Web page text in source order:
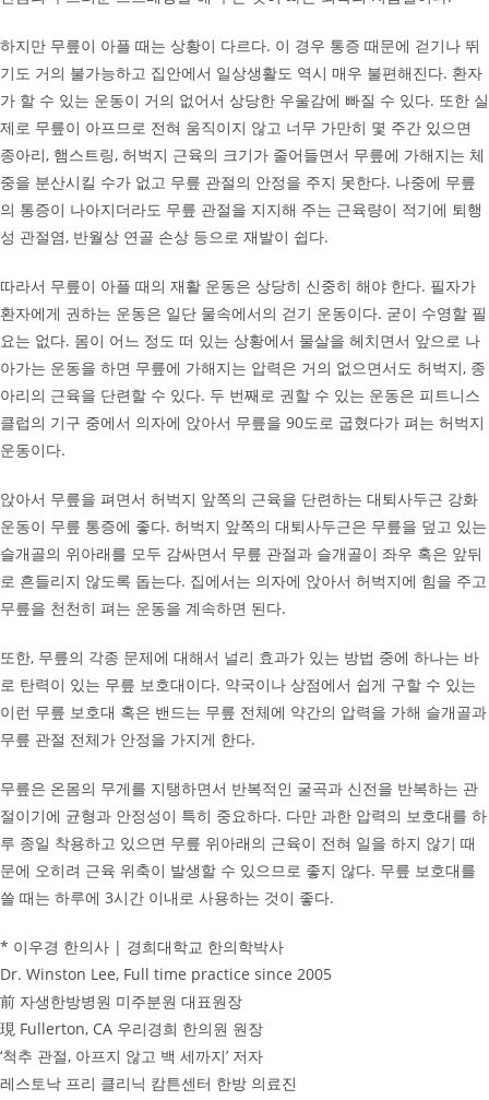
하지만 무릎이 아플 때는 상황이 다르다. 이 경우 통증 때문에 걷기나 뛰
기도 거의 불가능하고 집안에서 일상생활도 역시 매우 불편해진다. 환자
가 할 수 있는 운동이 거의 없어서 상당한 우울감에 빠질 수 있다. 또한 실
제로 무릎이 아프므로 전혀 움직이지 않고 너무 가만히 몇 주간 있으면
종아리, 햄스트링, 허벅지 근육의 크기가 줄어들면서 무릎에 가해지는 체
중을 분산시킬 수가 없고 무릎 관절의 안정을 주지 못한다. 나중에 무릎
의 통증이 나아지더라도 무릎 관절을 지지해 주는 근육량이 적기에 퇴행
성 관절염, 반월상 연골 손상 등으로 재발이 쉽다.
따라서 무릎이 아플 때의 재활 운동은 상당히 신중히 해야 한다. 필자가
환자에게 권하는 운동은 일단 물속에서의 걷기 운동이다. 굳이 수영할 필
요는 없다. 몸이 어느 정도 떠 있는 상황에서 물살을 헤치면서 앞으로 나
아가는 운동을 하면 무릎에 가해지는 압력은 거의 없으면서도 허벅지, 종
아리의 근육을 단련할 수 있다. 두 번째로 권할 수 있는 운동은 피트니스
클럽의 기구 중에서 의자에 앉아서 무릎을 90도로 굽혔다가 펴는 허벅지
운동이다.
앉아서 무릎을 펴면서 허벅지 앞쪽의 근육을 단련하는 대퇴사두근 강화
운동이 무릎 통증에 좋다. 허벅지 앞쪽의 대퇴사두근은 무릎을 덮고 있는
슬개골의 위아래를 모두 감싸면서 무릎 관절과 슬개골이 좌우 혹은 앞뒤
로 흔들리지 않도록 돕는다. 집에서는 의자에 앉아서 허벅지에 힘을 주고
무릎을 천천히 펴는 운동을 계속하면 된다.
또한, 무릎의 각종 문제에 대해서 널리 효과가 있는 방법 중에 하나는 바
로 탄력이 있는 무릎 보호대이다. 약국이나 상점에서 쉽게 구할 수 있는
이런 무릎 보호대 혹은 밴드는 무릎 전체에 약간의 압력을 가해 슬개골과
무릎 관절 전체가 안정을 가지게 한다.
무릎은 온몸의 무게를 지탱하면서 반복적인 굴곡과 신전을 반복하는 관
절이기에 균형과 안정성이 특히 중요하다. 다만 과한 압력의 보호대를 하
루 종일 착용하고 있으면 무릎 위아래의 근육이 전혀 일을 하지 않기 때
문에 오히려 근육 위축이 발생할 수 있으므로 좋지 않다. 무릎 보호대를
쓸 때는 하루에 3시간 이내로 사용하는 것이 좋다.
* 이우경 한의사 | 경희대학교 한의학박사
Dr. Winston Lee, Full time practice since 2005
前 자생한방병원 미주분원 대표원장
現 Fullerton, CA 우리경희 한의원 원장
‘척추 관절, 아프지 않고 백 세까지’ 저자
레스토낙 프리 클리닉 캄튼센터 한방 의료진